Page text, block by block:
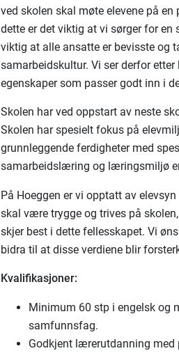
ved skolen skal møte elevene på
dette er det viktig at vi sørger for
viktig at alle ansatte er bevisste og
samarbeidskultur. Vi ser derfor
egenskaper som passer godt inn i
Skolen har ved oppstart av neste
Skolen har spesielt fokus på
grunnleggende ferdigheter med
samarbeidslæring og læringsmiljø
På Hoeggen er vi opptatt av
skal være trygge og trives på
skjer best i dette fellesskapet. Vi
bidra til at disse verdiene blir
Kvalifikasjoner:
Minimum 60 stp i engelsk og
samfunnsfag.
Godkjent lærerutdanning med